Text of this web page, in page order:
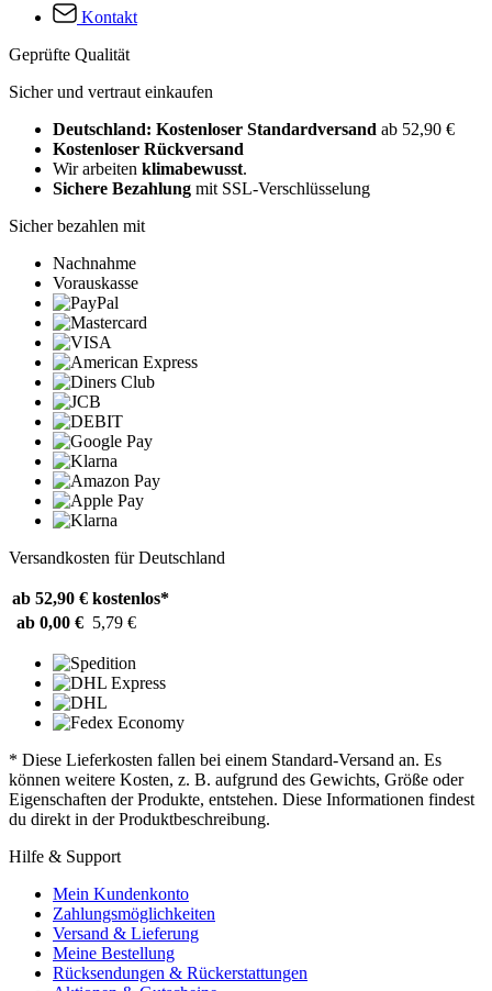
Kontakt
Geprüfte Qualität
Sicher und vertraut einkaufen
Deutschland: Kostenloser Standardversand ab 52,90 €
Kostenloser Rückversand
Wir arbeiten klimabewusst.
Sichere Bezahlung mit SSL-Verschlüsselung
Sicher bezahlen mit
Nachnahme
Vorauskasse
Versandkosten für Deutschland
ab 52,90 € kostenlos*
ab 0,00 € 5,79 €
* Diese Lieferkosten fallen bei einem Standard-Versand an. Es
können weitere Kosten, z. B. aufgrund des Gewichts, Größe oder
Eigenschaften der Produkte, entstehen. Diese Informationen findest
du direkt in der Produktbeschreibung.
Hilfe & Support
Mein Kundenkonto
Zahlungsmöglichkeiten
Versand & Lieferung
Meine Bestellung
Rücksendungen & Rückerstattungen